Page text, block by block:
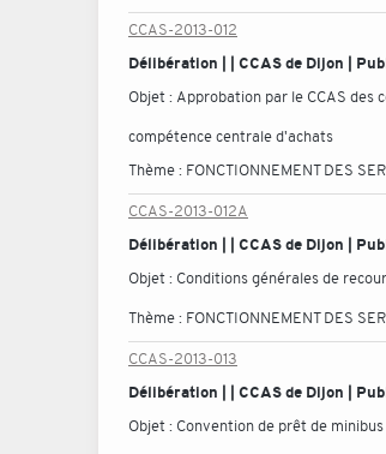
CCAS-2013-012
Délibération | | CCAS de Dijon |
Objet : Approbation par le CCAS des
compétence centrale d'achats
Thème : FONCTIONNEMENT DES
CCAS-2013-012A
Délibération | | CCAS de Dijon |
Objet : Conditions générales de
Thème : FONCTIONNEMENT DES
CCAS-2013-013
Délibération | | CCAS de Dijon |
Objet : Convention de prêt de